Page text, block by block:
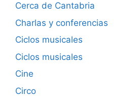
Cerca de Cantabria
Charlas y conferencias
Ciclos musicales
Ciclos musicales
Cine
Circo